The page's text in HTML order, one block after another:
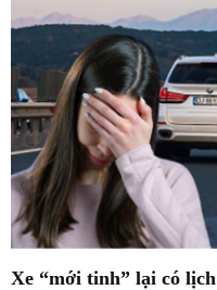
Xe “mới tinh” lại có